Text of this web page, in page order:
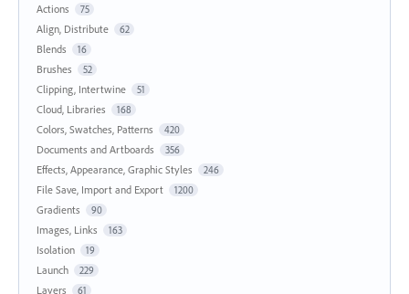
Actions
75
Align, Distribute 62
Blends 16
Brushes 52
Clipping, Intertwine 51
Cloud, Libraries 168
Colors, Swatches, Patterns 420
Documents and Artboards 356
Effects, Appearance, Graphic Styles 246
File Save, Import and Export 1200
Gradients 90
Images, Links 163
Isolation 19
Launch 229
Layers 61